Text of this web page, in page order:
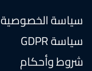
سياسة الخصوصية
سياسة GDPR
شروط وأحكام